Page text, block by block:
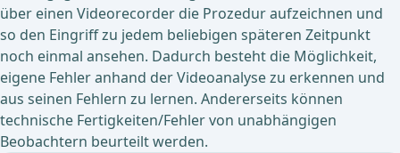
über einen Videorecorder die Prozedur aufzeichnen und
so den Eingriff zu jedem beliebigen späteren Zeitpunkt
noch einmal ansehen. Dadurch besteht die Möglichkeit,
eigene Fehler anhand der Videoanalyse zu erkennen und
aus seinen Fehlern zu lernen. Andererseits können
technische Fertigkeiten/Fehler von unabhängigen
Beobachtern beurteilt werden.